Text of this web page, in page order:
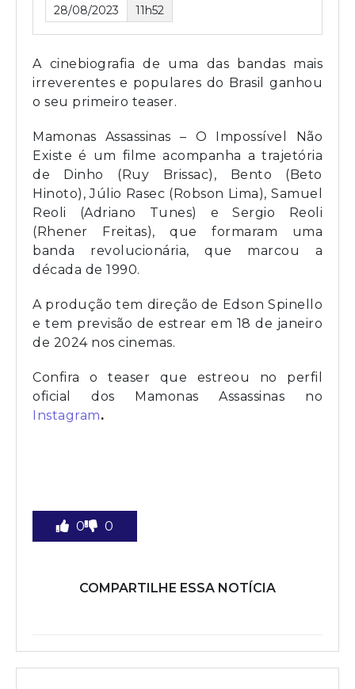
28/08/2023 11h52
A cinebiografia de uma das bandas mais
irreverentes e populares do Brasil ganhou
o seu primeiro teaser.
Mamonas Assassinas – O Impossível Não
Existe é um filme acompanha a trajetória
de Dinho (Ruy Brissac), Bento (Beto
Hinoto), Júlio Rasec (Robson Lima), Samuel
Reoli (Adriano Tunes) e Sergio Reoli
(Rhener Freitas), que formaram uma
banda revolucionária, que marcou a
década de 1990.
A produção tem direção de Edson Spinello
e tem previsão de estrear em 18 de janeiro
de 2024 nos cinemas.
Confira o teaser que estreou no perfil
oficial dos Mamonas Assassinas no
Instagram.
0 0
COMPARTILHE ESSA NOTÍCIA